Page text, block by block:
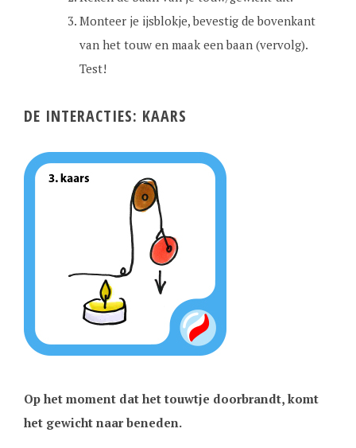
Monteer je ijsblokje, bevestig de bovenkant
van het touw en maak een baan (vervolg).
Test!
DE INTERACTIES: KAARS
Op het moment dat het touwtje doorbrandt, komt
het gewicht naar beneden.